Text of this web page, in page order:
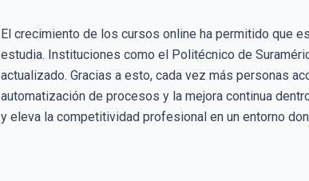
El crecimiento de los cursos online ha permitido que
estudia. Instituciones como el Politécnico de
actualizado. Gracias a esto, cada vez más personas
automatización de procesos y la mejora continua
y eleva la competitividad profesional en un entorno